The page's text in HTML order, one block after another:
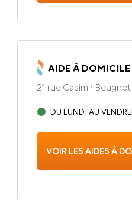
AIDE À DOMICILE
21 rue Casimir
DU LUNDI AU
VOIR LES AIDES À